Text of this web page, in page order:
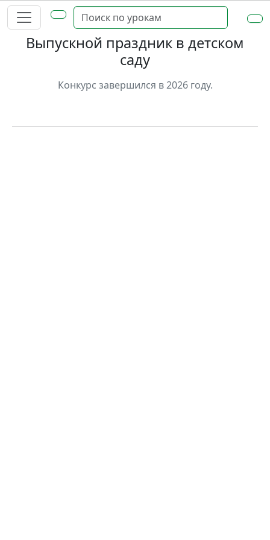
Выпускной праздник в детском
саду
Конкурс завершился в 2026 году.